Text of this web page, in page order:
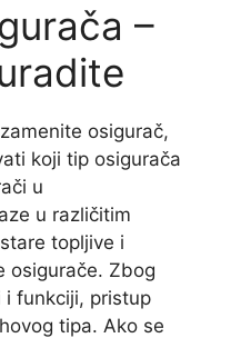
–
osigurač,
koji tip osigurača
u
u različitim
topljive i
osigurače. Zbog
i funkciji, pristup
tipa. Ako se